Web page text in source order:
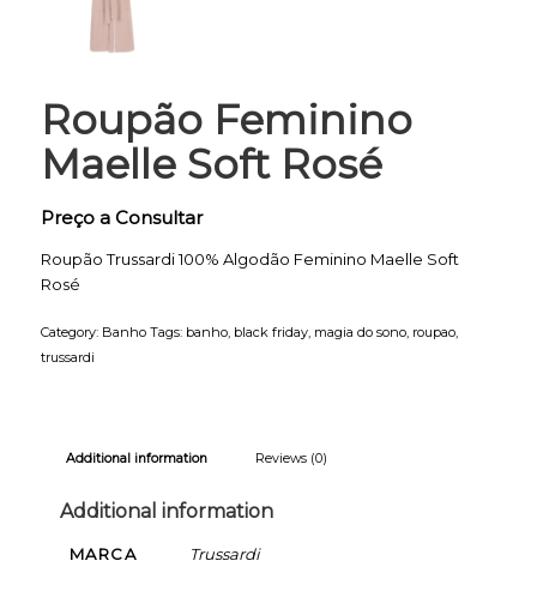
Roupão Feminino
Maelle Soft Rosé
Roupão Trussardi 100% Algodão Feminino Maelle Soft
Rosé
Category: Banho Tags: banho, black friday, magia do sono, roupao,
trussardi
Additional information Reviews (0)
Additional information
MARCA Trussardi